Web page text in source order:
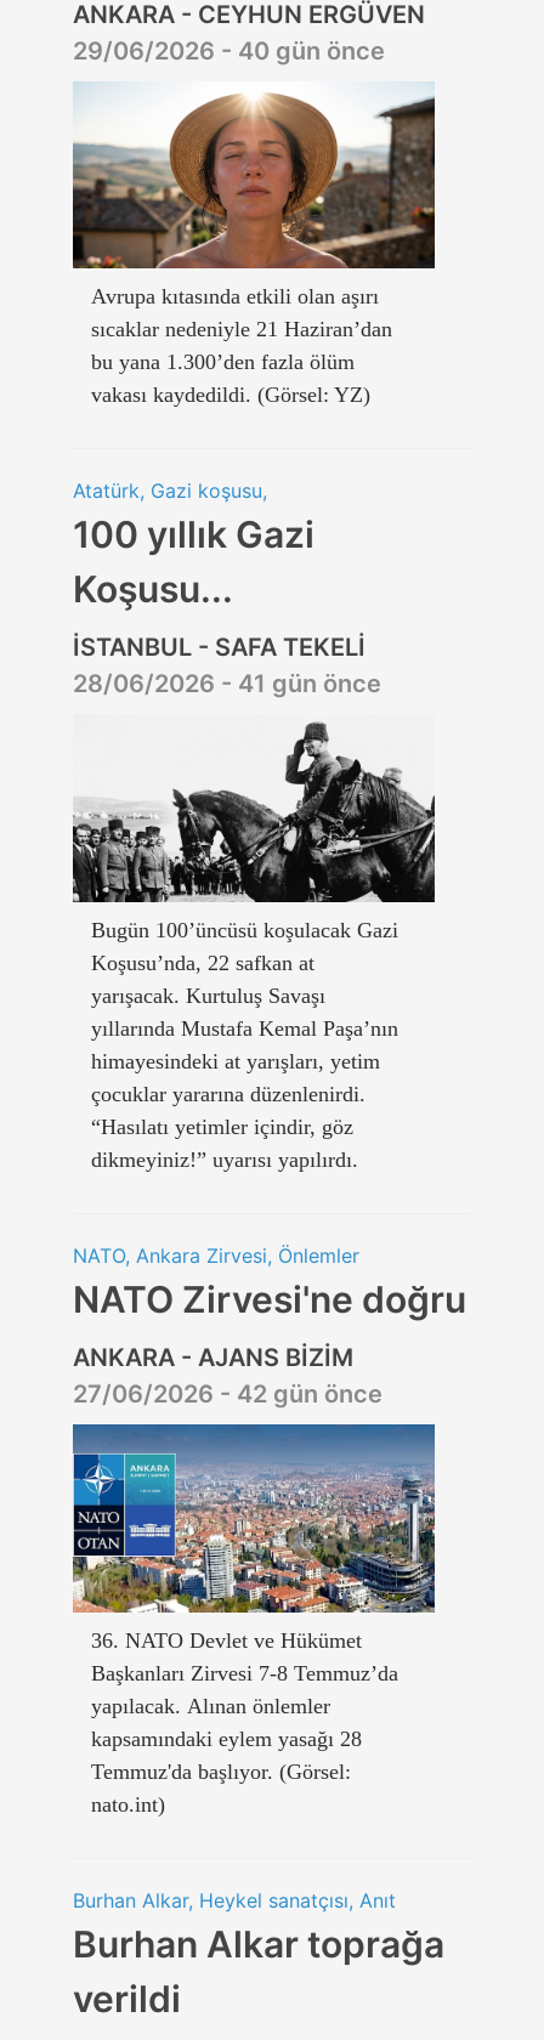
ANKARA - CEYHUN ERGÜVEN
29/06/2026 - 40 gün önce
Avrupa kıtasında etkili olan aşırı
sıcaklar nedeniyle 21 Haziran’dan
bu yana 1.300’den fazla ölüm
vakası kaydedildi. (Görsel: YZ)
Atatürk, Gazi koşusu,
100 yıllık Gazi
Koşusu...
İSTANBUL - SAFA TEKELİ
28/06/2026 - 41 gün önce
Bugün 100’üncüsü koşulacak Gazi
Koşusu’nda, 22 safkan at
yarışacak. Kurtuluş Savaşı
yıllarında Mustafa Kemal Paşa’nın
himayesindeki at yarışları, yetim
çocuklar yararına düzenlenirdi.
“Hasılatı yetimler içindir, göz
dikmeyiniz!” uyarısı yapılırdı.
NATO, Ankara Zirvesi, Önlemler
NATO Zirvesi'ne doğru
ANKARA - AJANS BİZİM
27/06/2026 - 42 gün önce
36. NATO Devlet ve Hükümet
Başkanları Zirvesi 7-8 Temmuz’da
yapılacak. Alınan önlemler
kapsamındaki eylem yasağı 28
Temmuz'da başlıyor. (Görsel:
nato.int)
Burhan Alkar, Heykel sanatçısı, Anıt
Burhan Alkar toprağa
verildi